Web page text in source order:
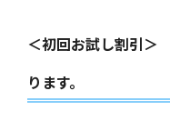
＜初回お試し割引
ります。